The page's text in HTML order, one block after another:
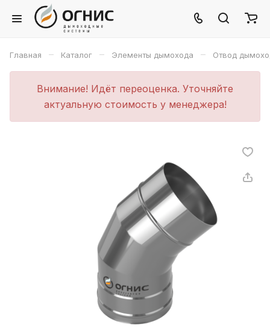
Главная – Каталог – Элементы дымохода – Отвод
Внимание! Идёт переоценка. Уточняйте
актуальную стоимость у менеджера!